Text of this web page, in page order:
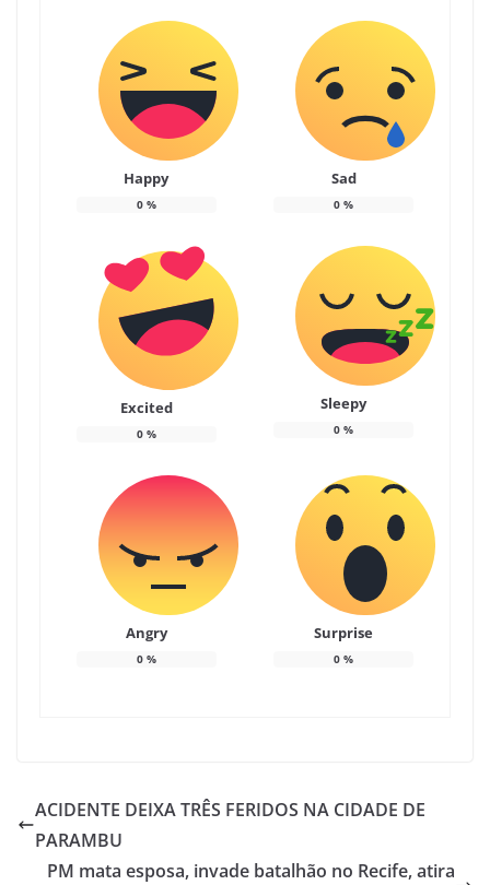
Happy
0%
Sad
0 %
Excited
0%
Sleepy
0 %
Angry
0%
Surprise
0 %
ACIDENTE DEIXA TRÊS FERIDOS NA CIDADE DE
PARAMBU
PM mata esposa, invade batalhão no Recife, atira